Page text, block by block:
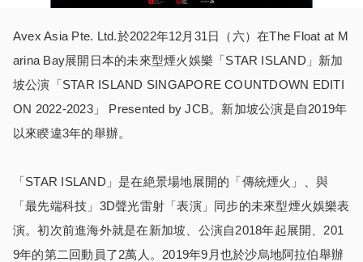
Avex Asia Pte. Ltd.於2022年12月31日（六）在The Float at M
arina Bay展開日本的未來型煙火娛樂「STAR ISLAND」新加
坡公演「STAR ISLAND SINGAPORE COUNTDOWN EDITI
ON 2022-2023」 Presented by JCB。新加坡公演是自2019年
以來睽違3年的舉辦。
「STAR ISLAND」是在絶景場地展開的「傳統煙火」、與
「最先端科技」3D聲光雷射「表演」同步的未來型煙火娛樂表
演。初次前進海外就是在新加坡、公演自2018年起展開、201
9年的第二回動員了2萬人。2019年9月也於沙烏地阿拉伯舉辦